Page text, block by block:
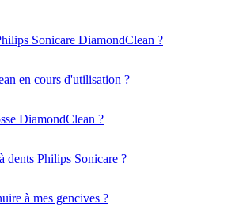
Sonicare DiamondClean ?
en cours d'utilisation ?
DiamondClean ?
dents Philips Sonicare ?
à mes gencives ?